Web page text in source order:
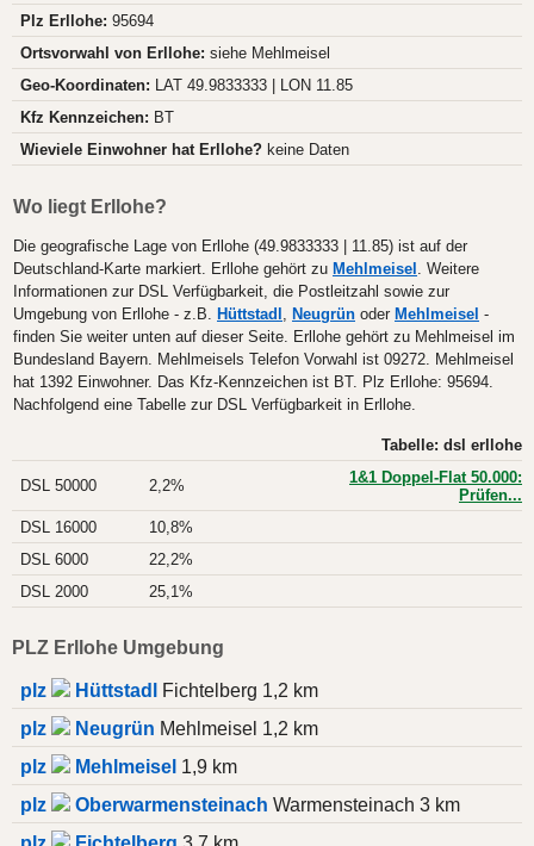
Plz Erllohe: 95694
Ortsvorwahl von Erllohe: siehe Mehlmeisel
Geo-Koordinaten: LAT 49.9833333 | LON 11.85
Kfz Kennzeichen: BT
Wieviele Einwohner hat Erllohe? keine Daten
Wo liegt Erllohe?
Die geografische Lage von Erllohe (49.9833333 | 11.85) ist auf der
Deutschland-Karte markiert. Erllohe gehört zu Mehlmeisel . Weitere
Informationen zur DSL Verfügbarkeit, die Postleitzahl sowie zur
Umgebung von Erllohe - z.B. Hüttstadl , Neugrün oder Mehlmeisel -
finden Sie weiter unten auf dieser Seite. Erllohe gehört zu Mehlmeisel im
Bundesland Bayern. Mehlmeisels Telefon Vorwahl ist 09272. Mehlmeisel
hat 1392 Einwohner. Das Kfz-Kennzeichen ist BT. Plz Erllohe: 95694.
Nachfolgend eine Tabelle zur DSL Verfügbarkeit in Erllohe.
Tabelle: dsl erllohe
DSL 50000 2,2%
1&1 Doppel-Flat 50.000:
Prüfen...
DSL 16000
10,8%
DSL 6000
22,2%
DSL 2000
25,1%
PLZ Erllohe Umgebung
plz Hüttstadl
Fichtelberg 1,2 km
plz
Neugrün Mehlmeisel 1,2 km
plz
Mehlmeisel 1,9 km
plz
Oberwarmensteinach Warmensteinach 3 km